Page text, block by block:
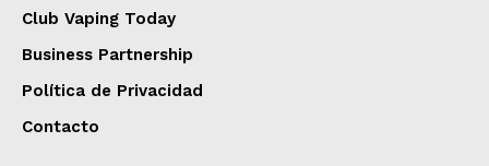
Club Vaping Today
Business Partnership
Política de Privacidad
Contacto